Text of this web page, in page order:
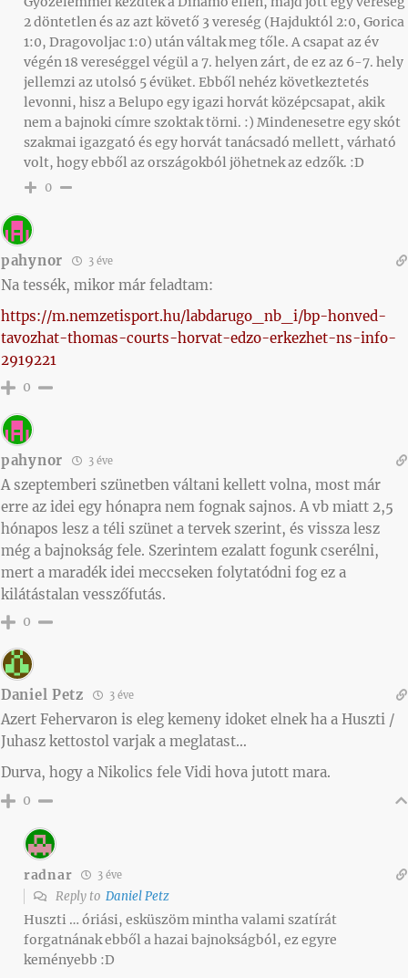
2 döntetlen és az azt követő 3 vereség (Hajduktól 2:0, Gorica
1:0, Dragovoljac 1:0) után váltak meg tőle. A csapat az év
végén 18 vereséggel végül a 7. helyen zárt, de ez az 6-7. hely
jellemzi az utolsó 5 évüket. Ebből nehéz következtetés
levonni, hisz a Belupo egy igazi horvát középcsapat, akik
nem a bajnoki címre szoktak törni. :) Mindenesetre egy skót
szakmai igazgató és egy horvát tanácsadó mellett, várható
volt, hogy ebből az országokból jöhetnek az edzők. :D
0
pahynor 3 éve
Na tessék, mikor már feladtam:
https://m.nemzetisport.hu/labdarugo_nb_i/bp-honved-
tavozhat-thomas-courts-horvat-edzo-erkezhet-ns-info-
2919221
0
pahynor 3 éve
A szeptemberi szünetben váltani kellett volna, most már
erre az idei egy hónapra nem fognak sajnos. A vb miatt 2,5
hónapos lesz a téli szünet a tervek szerint, és vissza lesz
még a bajnokság fele. Szerintem ezalatt fogunk cserélni,
mert a maradék idei meccseken folytatódni fog ez a
kilátástalan vesszőfutás.
0
Daniel Petz 3 éve
Azert Fehervaron is eleg kemeny idoket elnek ha a Huszti /
Juhasz kettostol varjak a meglatast…
Durva, hogy a Nikolics fele Vidi hova jutott mara.
0
radnar 3 éve
Reply to Daniel Petz
Huszti … óriási, esküszöm mintha valami szatírát
forgatnának ebből a hazai bajnokságból, ez egyre
keményebb :D